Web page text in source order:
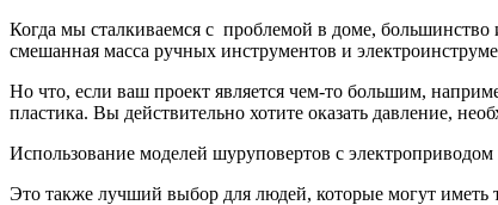
Когда мы сталкиваемся с проблемой в доме,
смешанная масса ручных инструментов и
Но что, если ваш проект является чем-то большим,
пластика. Вы действительно хотите оказать давление,
Использование моделей шуруповертов с электроприводом
Это также лучший выбор для людей, которые могут